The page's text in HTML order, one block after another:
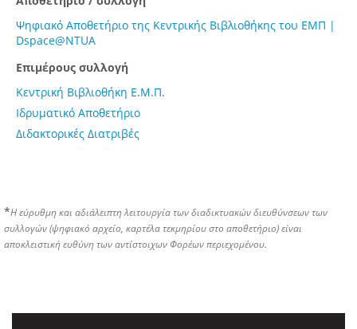
Ψηφιακό Αποθετήριο της Κεντρικής Βιβλιοθήκης του ΕΜΠ |
Dspace@NTUA
Επιμέρους συλλογή
Κεντρική Βιβλιοθήκη Ε.Μ.Π.
Ιδρυματικό Αποθετήριο
Διδακτορικές Διατριβές
*Η εύρυθμη και αδιάλειπτη λειτουργία των διαδικτυακών διευθύνσεων των
συλλογών (ψηφιακό αρχείο, καρτέλα τεκμηρίου στο αποθετήριο) είναι
αποκλειστική ευθύνη των αντίστοιχων Φορέων περιεχομένου.